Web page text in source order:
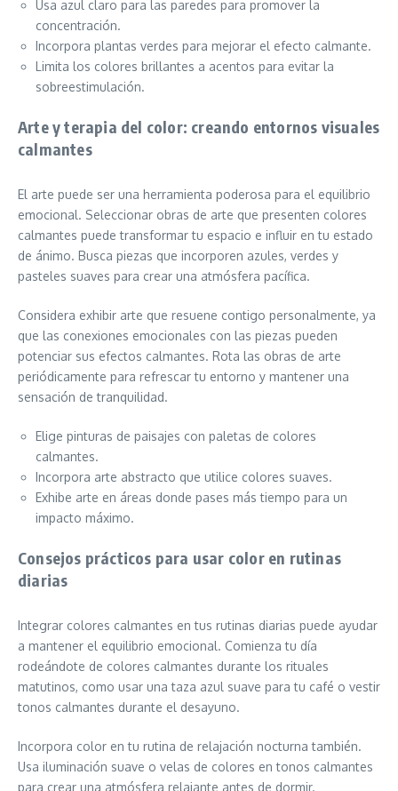
Usa azul claro para las paredes para promover la
concentración.
Incorpora plantas verdes para mejorar el efecto calmante.
Limita los colores brillantes a acentos para evitar la
sobreestimulación.
Arte y terapia del color: creando entornos visuales
calmantes
El arte puede ser una herramienta poderosa para el equilibrio
emocional. Seleccionar obras de arte que presenten colores
calmantes puede transformar tu espacio e influir en tu estado
de ánimo. Busca piezas que incorporen azules, verdes y
pasteles suaves para crear una atmósfera pacífica.
Considera exhibir arte que resuene contigo personalmente, ya
que las conexiones emocionales con las piezas pueden
potenciar sus efectos calmantes. Rota las obras de arte
periódicamente para refrescar tu entorno y mantener una
sensación de tranquilidad.
Elige pinturas de paisajes con paletas de colores
calmantes.
Incorpora arte abstracto que utilice colores suaves.
Exhibe arte en áreas donde pases más tiempo para un
impacto máximo.
Consejos prácticos para usar color en rutinas
diarias
Integrar colores calmantes en tus rutinas diarias puede ayudar
a mantener el equilibrio emocional. Comienza tu día
rodeándote de colores calmantes durante los rituales
matutinos, como usar una taza azul suave para tu café o vestir
tonos calmantes durante el desayuno.
Incorpora color en tu rutina de relajación nocturna también.
Usa iluminación suave o velas de colores en tonos calmantes
para crear una atmósfera relajante antes de dormir.